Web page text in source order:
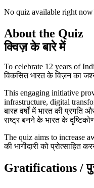
No quiz available right
About the Quiz
क्विज़ के बारे में
To celebrate 12 years of
विकसित भारत के विज़न का
This engaging initiative
infrastructure, digital
बारह वर्षों में भारत की
राष्ट्र बनने के भारत के
The quiz aims to increase
की भागीदारी को
Gratifications /